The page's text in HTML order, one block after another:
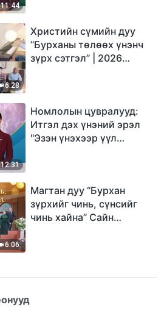
11:44
6:28
Христийн сүмийн дуу
“Бурханы төлөөх үнэнч
зүрх сэтгэл” | 2026
12:31
Номлолын цувралууд:
Итгэл дэх үнэний эрэл
"Эзэн үнэхээр үүл
6:06
Магтан дуу “Бурхан
зүрхийг чинь, сүнсийг
чинь хайна” Сайн